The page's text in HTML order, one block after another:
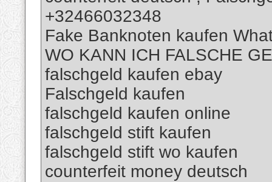
+32466032348
Fake Banknoten kaufen
WO KANN ICH FALSCHE
falschgeld kaufen ebay
Falschgeld kaufen
falschgeld kaufen online
falschgeld stift kaufen
falschgeld stift wo kaufen
counterfeit money deutsch